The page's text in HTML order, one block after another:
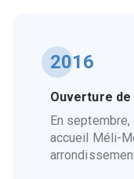
2016
Ouverture
En
accueil Méli-